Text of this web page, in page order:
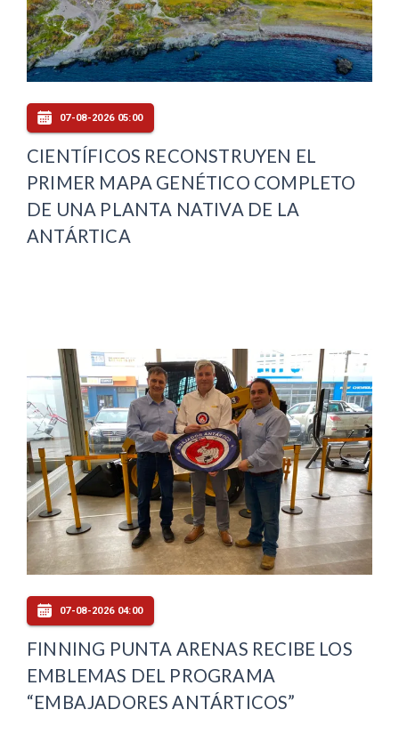
07-08-2026 05:00
CIENTÍFICOS RECONSTRUYEN EL
PRIMER MAPA GENÉTICO COMPLETO
DE UNA PLANTA NATIVA DE LA
ANTÁRTICA
07-08-2026 04:00
FINNING PUNTA ARENAS RECIBE LOS
EMBLEMAS DEL PROGRAMA
“EMBAJADORES ANTÁRTICOS”